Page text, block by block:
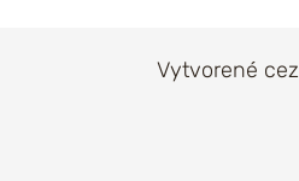
Vytvorené cez